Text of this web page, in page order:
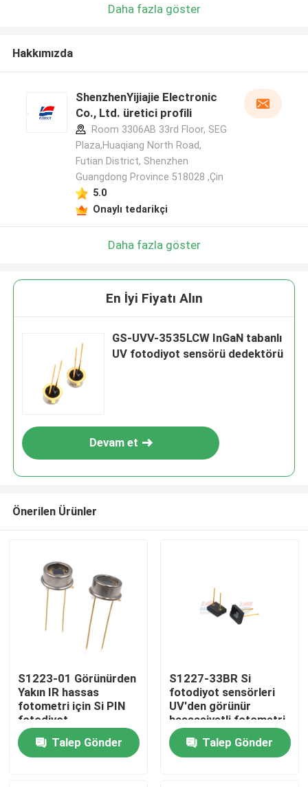
Evde
Daha fazla göster
Hakkımızda
ShenzhenYijiajie Electronic
Co., Ltd. üretici profili
Room 3306AB 33rd Floor, SEG
Plaza,Huaqiang North Road,
Futian District, Shenzhen
Guangdong Province 518028 ,Çin
5.0
Onaylı tedarikçi
Daha fazla göster
En İyi Fiyatı Alın
GS-UVV-3535LCW InGaN tabanlı
UV fotodiyot sensörü dedektörü
Devam et
Önerilen Ürünler
S1223-01 Görünürden
Yakın IR hassas
fotometri için Si PIN
fotodiyot
Talep Gönder
S1227-33BR Si
fotodiyot sensörleri
UV'den görünür
hassasiyetli fotometri
silikon düşük karanlık
akım içinTalep Gönder